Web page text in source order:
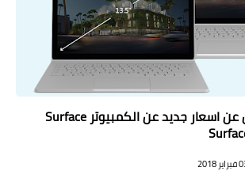
مايكروسوفت تعلن عن اسعار جديد عن الكمبيوتر Surface